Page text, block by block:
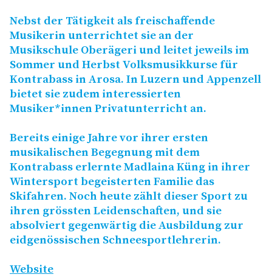
Nebst der Tätigkeit als freischaffende
Musikerin unterrichtet sie an der
Musikschule Oberägeri und leitet jeweils im
Sommer und Herbst Volksmusikkurse für
Kontrabass in Arosa. In Luzern und Appenzell
bietet sie zudem interessierten
Musiker*innen Privatunterricht an.
Bereits einige Jahre vor ihrer ersten
musikalischen Begegnung mit dem
Kontrabass erlernte Madlaina Küng in ihrer
Wintersport begeisterten Familie das
Skifahren. Noch heute zählt dieser Sport zu
ihren grössten Leidenschaften, und sie
absolviert gegenwärtig die Ausbildung zur
eidgenössischen Schneesportlehrerin.
Website